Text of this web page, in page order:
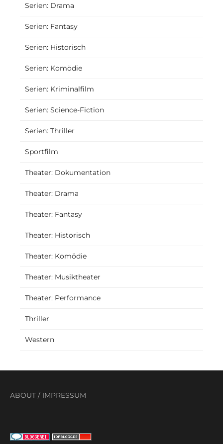
Serien: Drama
Serien: Fantasy
Serien: Historisch
Serien: Komödie
Serien: Kriminalfilm
Serien: Science-Fiction
Serien: Thriller
Sportfilm
Theater: Dokumentation
Theater: Drama
Theater: Fantasy
Theater: Historisch
Theater: Komödie
Theater: Musiktheater
Theater: Performance
Thriller
Western
ABOUT / IMPRESSUM